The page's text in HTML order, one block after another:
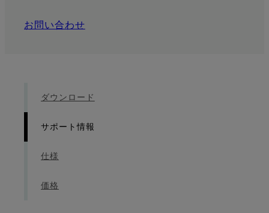
お問い合わせ
ダウンロード
サポート情報
仕様
価格